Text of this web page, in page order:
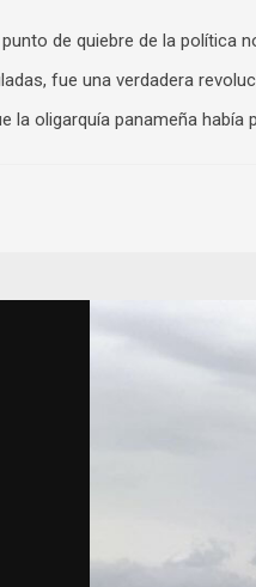
de quiebre de la política
fue una verdadera
la oligarquía panameña había